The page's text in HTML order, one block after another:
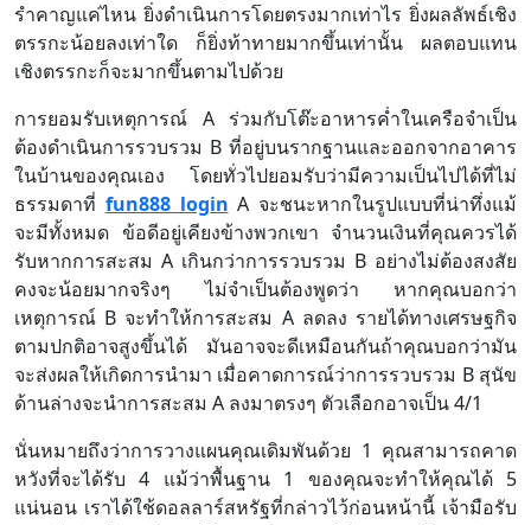
รำคาญแค่ไหน ยิ่งดำเนินการโดยตรงมากเท่าไร ยิ่งผลลัพธ์เชิง
ตรรกะน้อยลงเท่าใด ก็ยิ่งท้าทายมากขึ้นเท่านั้น ผลตอบแทน
เชิงตรรกะก็จะมากขึ้นตามไปด้วย
การยอมรับเหตุการณ์ A ร่วมกับโต๊ะอาหารค่ำในเครือจำเป็น
ต้องดำเนินการรวบรวม B ที่อยู่บนรากฐานและออกจากอาคาร
ในบ้านของคุณเอง โดยทั่วไปยอมรับว่ามีความเป็นไปได้ที่ไม่
ธรรมดาที่ fun888 login A จะชนะหากในรูปแบบที่น่าทึ่งแม้
จะมีทั้งหมด ข้อดีอยู่เคียงข้างพวกเขา จำนวนเงินที่คุณควรได้
รับหากการสะสม A เกินกว่าการรวบรวม B อย่างไม่ต้องสงสัย
คงจะน้อยมากจริงๆ ไม่จำเป็นต้องพูดว่า หากคุณบอกว่า
เหตุการณ์ B จะทำให้การสะสม A ลดลง รายได้ทางเศรษฐกิจ
ตามปกติอาจสูงขึ้นได้ มันอาจจะดีเหมือนกันถ้าคุณบอกว่ามัน
จะส่งผลให้เกิดการนำมา เมื่อคาดการณ์ว่าการรวบรวม B สุนัข
ด้านล่างจะนำการสะสม A ลงมาตรงๆ ตัวเลือกอาจเป็น 4/1
นั่นหมายถึงว่าการวางแผนคุณเดิมพันด้วย 1 คุณสามารถคาด
หวังที่จะได้รับ 4 แม้ว่าพื้นฐาน 1 ของคุณจะทำให้คุณได้ 5
แน่นอน เราได้ใช้ดอลลาร์สหรัฐที่กล่าวไว้ก่อนหน้านี้ เจ้ามือรับ